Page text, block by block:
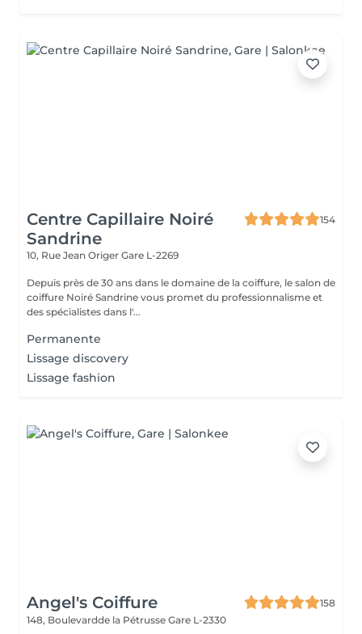
Centre Capillaire Noiré
Sandrine
154
10, Rue Jean Origer Gare L-2269
Depuis près de 30 ans dans le domaine de la coiffure, le salon de
coiffure Noiré Sandrine vous promet du professionnalisme et
des spécialistes dans l'...
Permanente
Lissage discovery
Lissage fashion
Angel's Coiffure
158
148, Boulevardde la Pétrusse Gare L-2330